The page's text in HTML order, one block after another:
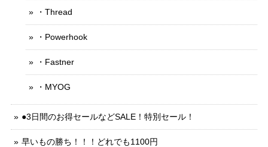
・Thread
・Powerhook
・Fastner
・MYOG
●3日間のお得セールなどSALE！特別セール！
早いもの勝ち！！！どれでも1100円